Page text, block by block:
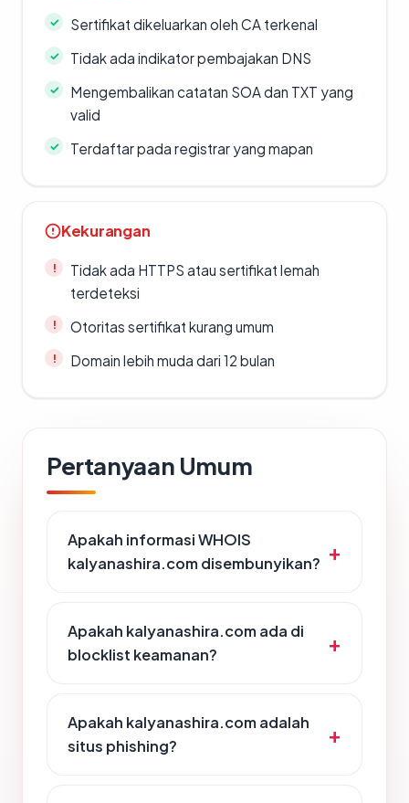
Sertifikat dikeluarkan oleh CA terkenal
Tidak ada indikator pembajakan DNS
Mengembalikan catatan SOA dan TXT yang
valid
Terdaftar pada registrar yang mapan
Kekurangan
Tidak ada HTTPS atau sertifikat lemah
terdeteksi
Otoritas sertifikat kurang umum
Domain lebih muda dari 12 bulan
Pertanyaan Umum
Apakah informasi WHOIS
kalyanashira.com disembunyikan?
Apakah kalyanashira.com ada di
blocklist keamanan?
Apakah kalyanashira.com adalah
situs phishing?